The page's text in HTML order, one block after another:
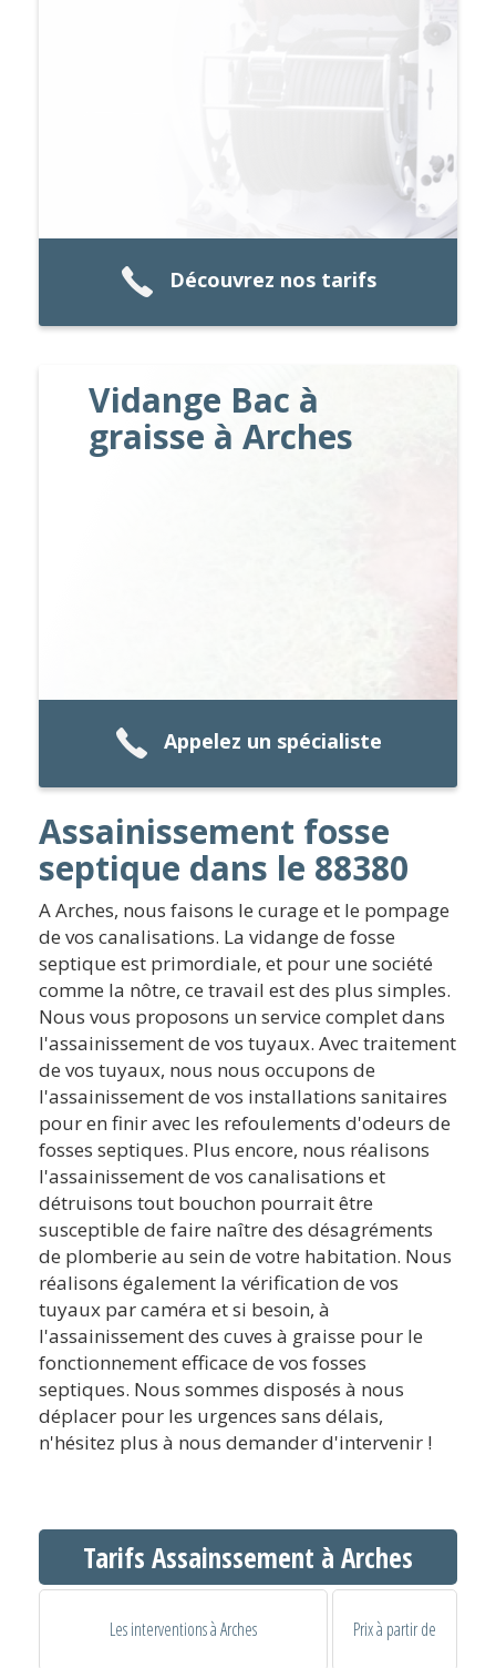
Découvrez nos tarifs
Vidange Bac à
graisse à Arches
Appelez un spécialiste
Assainissement fosse
septique dans le 88380
A Arches, nous faisons le curage et le pompage
de vos canalisations. La vidange de fosse
septique est primordiale, et pour une société
comme la nôtre, ce travail est des plus simples.
Nous vous proposons un service complet dans
l'assainissement de vos tuyaux. Avec traitement
de vos tuyaux, nous nous occupons de
l'assainissement de vos installations sanitaires
pour en finir avec les refoulements d'odeurs de
fosses septiques. Plus encore, nous réalisons
l'assainissement de vos canalisations et
détruisons tout bouchon pourrait être
susceptible de faire naître des désagréments
de plomberie au sein de votre habitation. Nous
réalisons également la vérification de vos
tuyaux par caméra et si besoin, à
l'assainissement des cuves à graisse pour le
fonctionnement efficace de vos fosses
septiques. Nous sommes disposés à nous
déplacer pour les urgences sans délais,
n'hésitez plus à nous demander d'intervenir !
Tarifs Assainssement à Arches
Les interventions à Arches Prix à partir de